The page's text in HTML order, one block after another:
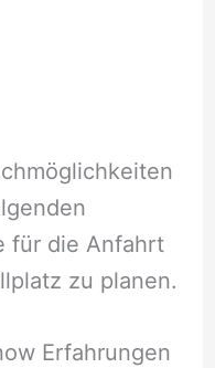
für die Anfahrt
zu planen.
Erfahrungen